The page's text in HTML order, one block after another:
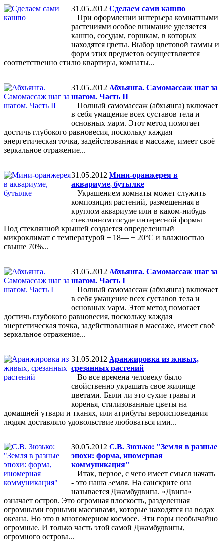
31.05.2012 Сделаем сами кашпо
При оформлении интерьера комнатными
растениями особое внимание уделяется
кашпо, сосудам, горшкам, в которых
находятся цветы. Выбор цветовой гаммы и
форм этих предметов осуществляется
соответственно стилю квартиры, комнаты...
31.05.2012 Абхьянга. Самомассаж шаг за
шагом. Часть II
Полный самомассаж (абхьянга) включает
в себя умащение всех суставов тела и
основных марм. Этот метод помогает
достичь глубокого равновесия, поскольку каждая
энергетическая точка, задействованная в массаже, имеет своё
зеркальное отражение...
31.05.2012 Мини-оранжерея в
аквариуме, бутылке
Украшением комнаты может служить
композиция растений, размещенная в
круглом аквариуме или в каком-нибудь
стеклянном сосуде интересной формы.
Под стеклянной крышей создается определенный
микроклимат с температурой + 18— + 20°С и влажностью
свыше 70%...
31.05.2012 Абхьянга. Самомассаж шаг за
шагом. Часть I
Полный самомассаж (абхьянга) включает
в себя умащение всех суставов тела и
основных марм. Этот метод помогает
достичь глубокого равновесия, поскольку каждая
энергетическая точка, задействованная в массаже, имеет своё
зеркальное отражение...
31.05.2012 Аранжировка из живых,
срезанных растений
Во все времена человеку было
свойственно украшать свое жилище
цветами. Были ли это сухие травы и
коренья, стилизованные цветы на
домашней утвари и тканях, или атрибуты вероисповедания —
людям доставляло удовольствие любоваться ими...
30.05.2012 С.В. Зюзько: "Земля в разные
эпохи: форма, иномерная
коммуникация"
Итак, первое, с чего имеет смысл начать
- это наша Земля. На санскрите она
называется Джамбудвипа. «Двипа»
означает остров. Это огромная плоскость, разделенная
огромными горными массивами, которые находятся на водах
океана. Но это в многомерном космосе. Эти горы необычайно
огромные. И только часть этой самой Джамбудвипы,
огромного острова...